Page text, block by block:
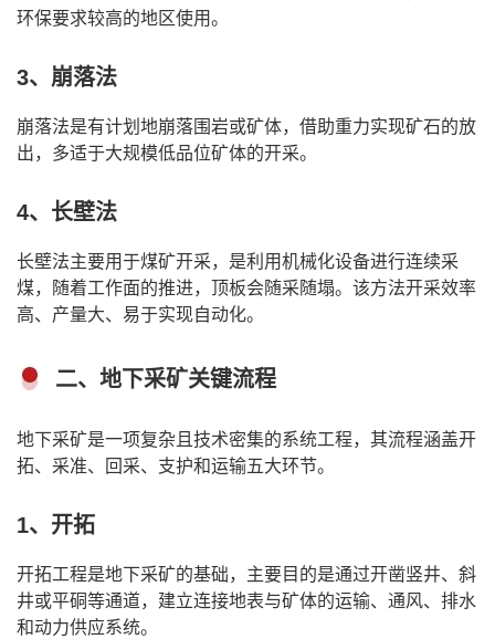
环保要求较高的地区使用。
3、崩落法
崩落法是有计划地崩落围岩或矿体，借助重力实现矿石的放
出，多适于大规模低品位矿体的开采。
4、长壁法
长壁法主要用于煤矿开采，是利用机械化设备进行连续采
煤，随着工作面的推进，顶板会随采随塌。该方法开采效率
高、产量大、易于实现自动化。
二、地下采矿关键流程
地下采矿是一项复杂且技术密集的系统工程，其流程涵盖开
拓、采准、回采、支护和运输五大环节。
1、开拓
开拓工程是地下采矿的基础，主要目的是通过开凿竖井、斜
井或平硐等通道，建立连接地表与矿体的运输、通风、排水
和动力供应系统。